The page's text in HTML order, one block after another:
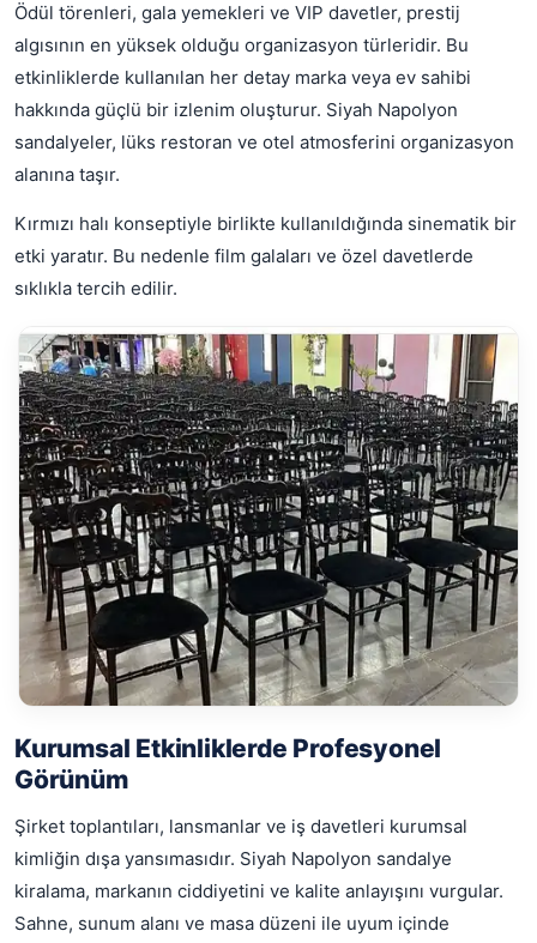
Ödül törenleri, gala yemekleri ve VIP davetler, prestij
algısının en yüksek olduğu organizasyon türleridir. Bu
etkinliklerde kullanılan her detay marka veya ev sahibi
hakkında güçlü bir izlenim oluşturur. Siyah Napolyon
sandalyeler, lüks restoran ve otel atmosferini organizasyon
alanına taşır.
Kırmızı halı konseptiyle birlikte kullanıldığında sinematik bir
etki yaratır. Bu nedenle film galaları ve özel davetlerde
sıklıkla tercih edilir.
Kurumsal Etkinliklerde Profesyonel
Görünüm
Şirket toplantıları, lansmanlar ve iş davetleri kurumsal
kimliğin dışa yansımasıdır. Siyah Napolyon sandalye
kiralama, markanın ciddiyetini ve kalite anlayışını vurgular.
Sahne, sunum alanı ve masa düzeni ile uyum içinde